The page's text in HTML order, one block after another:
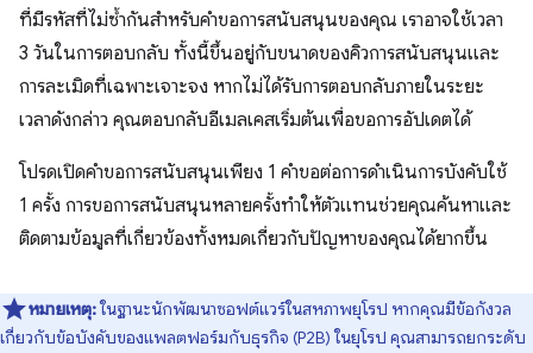
ที่มีรหัสที่ไม่ซ้ำกันสำหรับคำขอการสนับสนุนของคุณ เราอาจใช้เวลา
3 วันในการตอบกลับ ทั้งนี้ขึ้นอยู่กับขนาดของคิวการสนับสนุนและ
การละเมิดที่เฉพาะเจาะจง หากไม่ได้รับการตอบกลับภายในระยะ
เวลาดังกล่าว คุณตอบกลับอีเมลเคสเริ่มต้นเพื่อขอการอัปเดตได้
โปรดเปิดคำขอการสนับสนุนเพียง 1 คำขอต่อการดำเนินการบังคับใช้
1 ครั้ง การขอการสนับสนุนหลายครั้งทำให้ตัวแทนช่วยคุณค้นหาและ
ติดตามข้อมูลที่เกี่ยวข้องทั้งหมดเกี่ยวกับปัญหาของคุณได้ยากขึ้น
หมายเหตุ:ในฐานะนักพัฒนาซอฟต์แวร์ในสหภาพยุโรป หากคุณมีข้อกังวล
เกี่ยวกับข้อบังคับของแพลตฟอร์มกับธุรกิจ (P2B) ในยุโรป คุณสามารถยกระดับ